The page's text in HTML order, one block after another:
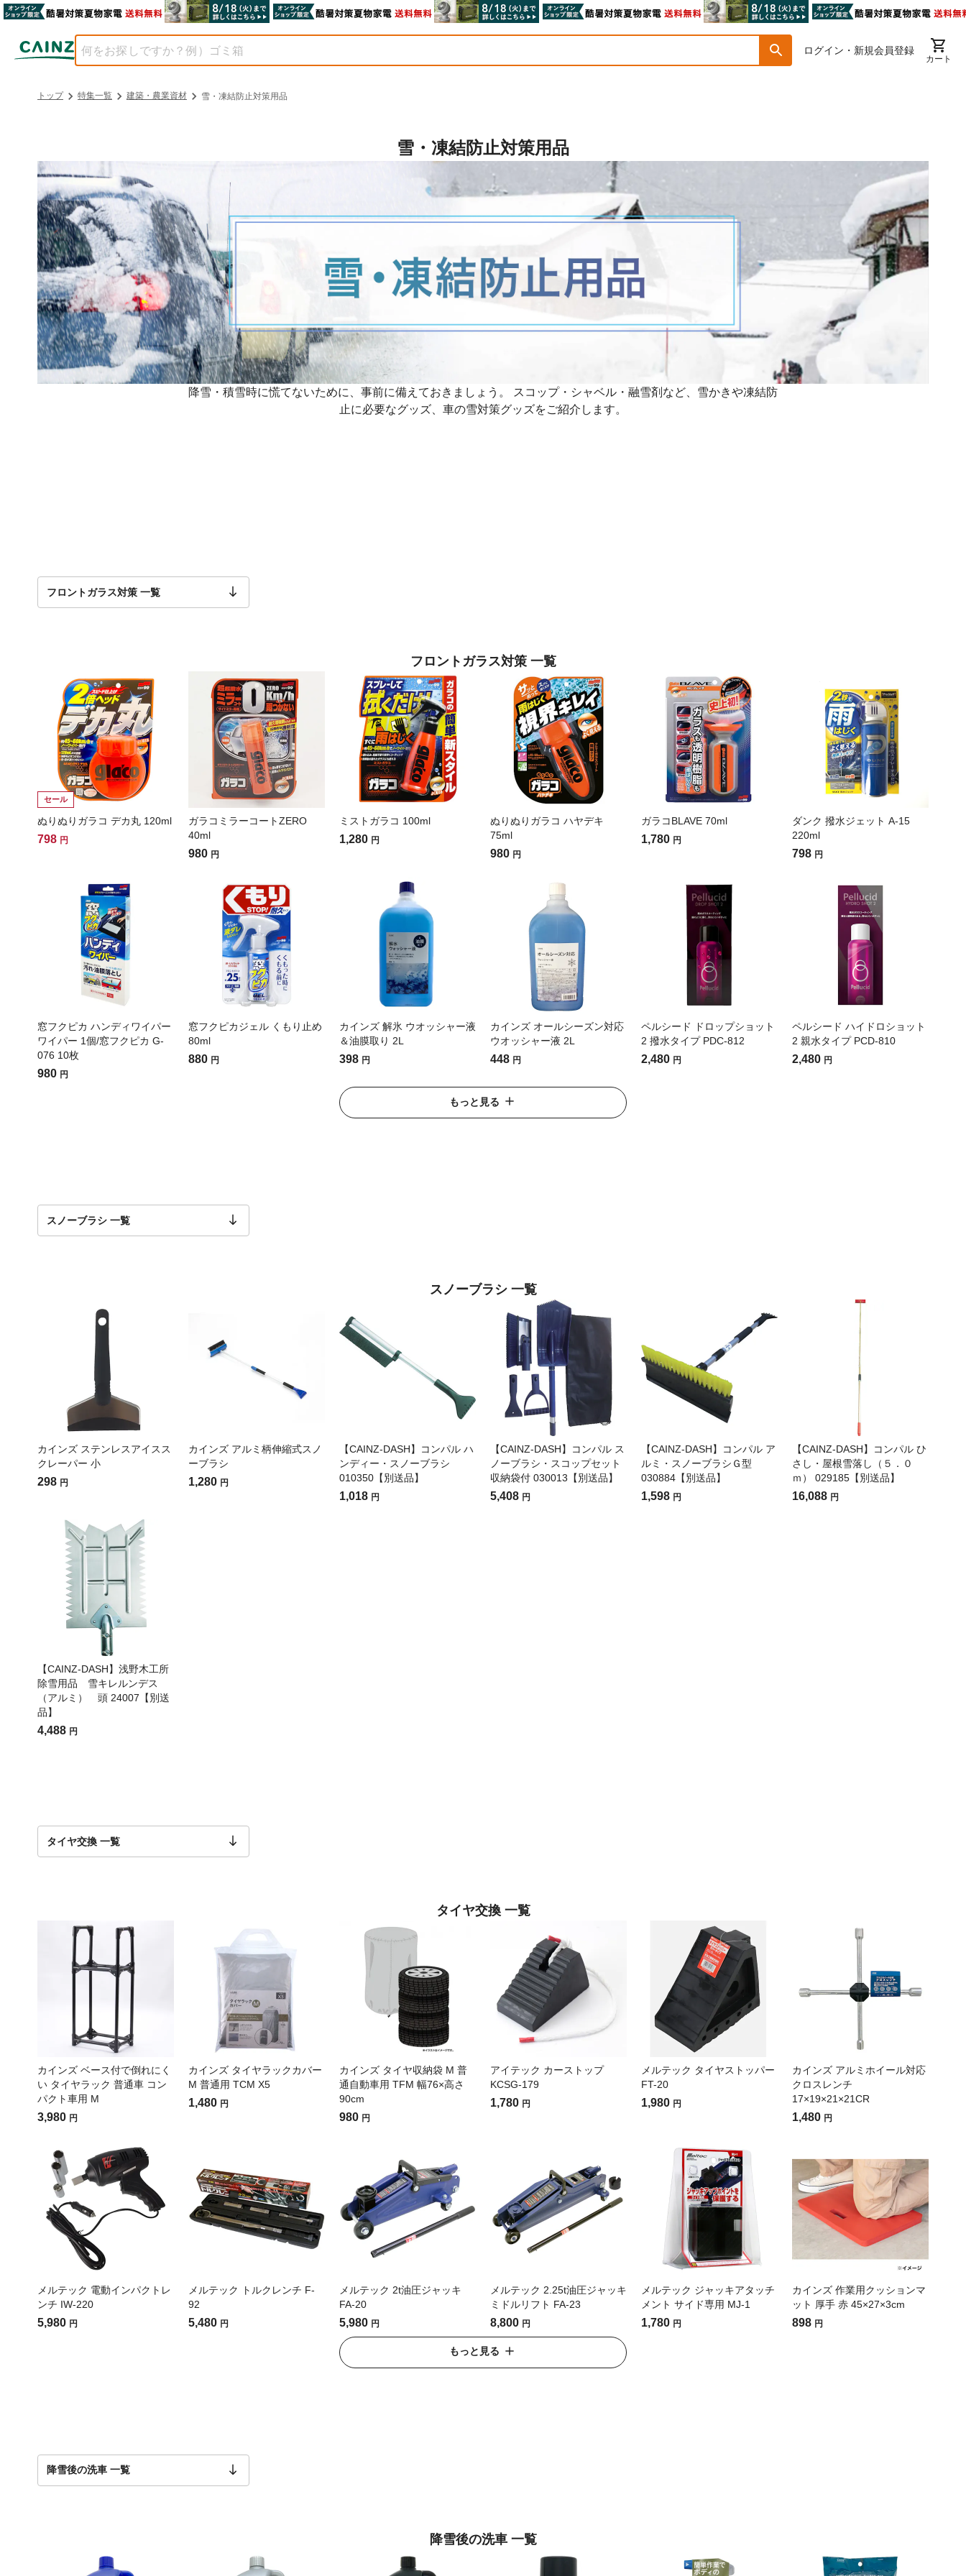
ログイン・新規会員登録
カート
トップ 特集一覧 建築・農業資材 雪・凍結防止対策用品
雪・凍結防止対策用品
降雪・積雪時に慌てないために、事前に備えておきましょう。 スコップ・シャベル・融雪剤など、雪かきや凍結防
止に必要なグッズ、車の雪対策グッズをご紹介します。
フロントガラス対策 一覧
フロントガラス対策 一覧
セール
ぬりぬりガラコ デカ丸 120ml
798 円
ガラコミラーコートZERO
40ml
980 円
ミストガラコ 100ml
1,280 円
ぬりぬりガラコ ハヤデキ
75ml
980 円
ガラコBLAVE 70ml
1,780 円
ダンク 撥水ジェット A-15
220ml
798 円
窓フクピカ ハンディワイパー
ワイパー 1個/窓フクピカ G-
076 10枚
980 円
窓フクピカジェル くもり止め
80ml
880 円
カインズ 解氷 ウオッシャー液
＆油膜取り 2L
398 円
カインズ オールシーズン対応
ウオッシャー液 2L
448 円
ペルシード ドロップショット
2 撥水タイプ PDC-812
2,480 円
ペルシード ハイドロショット
2 親水タイプ PCD-810
2,480 円
もっと見る
スノーブラシ 一覧
スノーブラシ 一覧
カインズ ステンレスアイスス
クレーパー 小
298 円
カインズ アルミ柄伸縮式スノ
ーブラシ
1,280 円
【CAINZ-DASH】コンパル ハ
ンディー・スノーブラシ
010350【別送品】
1,018 円
【CAINZ-DASH】コンパル ス
ノーブラシ・スコップセット
収納袋付 030013【別送品】
5,408 円
【CAINZ-DASH】コンパル ア
ルミ・スノーブラシＧ型
030884【別送品】
1,598 円
【CAINZ-DASH】コンパル ひ
さし・屋根雪落し（５．０
ｍ） 029185【別送品】
16,088 円
【CAINZ-DASH】浅野木工所
除雪用品 雪キレルンデス
（アルミ） 頭 24007【別送
品】
4,488 円
タイヤ交換 一覧
タイヤ交換 一覧
カインズ ベース付で倒れにく
い タイヤラック 普通車 コン
パクト車用 M
3,980 円
カインズ タイヤラックカバー
M 普通用 TCM X5
1,480 円
カインズ タイヤ収納袋 M 普
通自動車用 TFM 幅76×高さ
90cm
980 円
アイテック カーストップ
KCSG-179
1,780 円
メルテック タイヤストッパー
FT-20
1,980 円
カインズ アルミホイール対応
クロスレンチ
17×19×21×21CR
1,480 円
メルテック 電動インパクトレ
ンチ IW-220
5,980 円
メルテック トルクレンチ F-
92
5,480 円
メルテック 2t油圧ジャッキ
FA-20
5,980 円
メルテック 2.25t油圧ジャッキ
ミドルリフト FA-23
8,800 円
メルテック ジャッキアタッチ
メント サイド専用 MJ-1
1,780 円
カインズ 作業用クッションマ
ット 厚手 赤 45×27×3cm
898 円
もっと見る
降雪後の洗車 一覧
降雪後の洗車 一覧